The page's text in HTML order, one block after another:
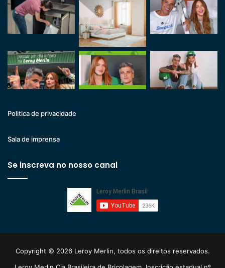
Politica de privacidade
Sala de imprensa
Se inscreva no nosso canal
Copyright © 2026 Leroy Merlin, todos os direitos reservados.